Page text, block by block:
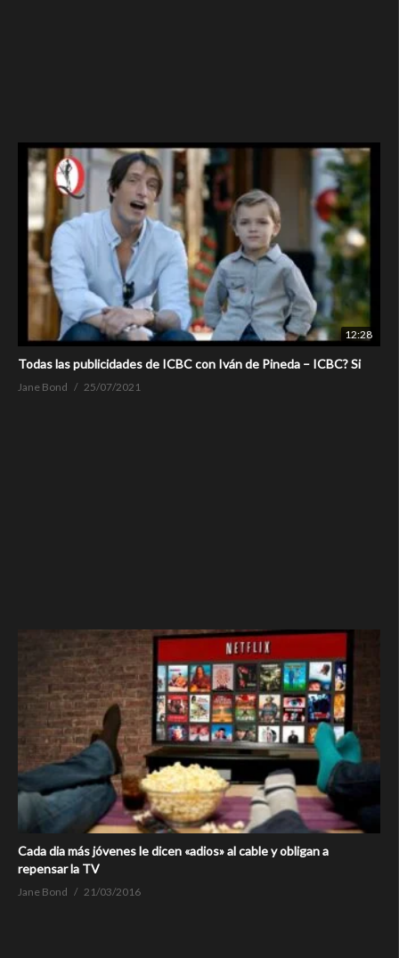
12:28
Todas las publicidades de ICBC con Iván de Pineda – ICBC? Si
Jane Bond 25/07/2021
Cada dia más jóvenes le dicen «adios» al cable y obligan a
repensar la TV
Jane Bond 21/03/2016